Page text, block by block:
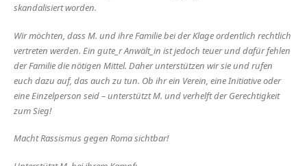
skandalisiert worden.
Wir möchten, dass M. und ihre Familie bei der Klage ordentlich rechtlich
vertreten werden. Ein gute_r Anwält_in ist jedoch teuer und dafür fehlen
der Familie die nötigen Mittel. Daher unterstützen wir sie und rufen
euch dazu auf, das auch zu tun. Ob ihr ein Verein, eine Initiative oder
eine Einzelperson seid – unterstützt M. und verhelft der Gerechtigkeit
zum Sieg!
Macht Rassismus gegen Roma sichtbar!